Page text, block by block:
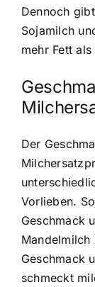
Dennoch
Sojamilch
mehr Fett
Der
Vorlieben.
Geschmack
Mandelmilch
Geschmack
schmeckt